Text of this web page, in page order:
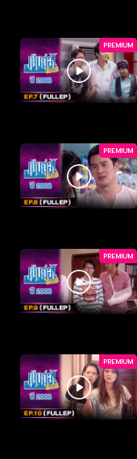
PREMIUM
PREMIUM
PREMIUM
PREMIUM